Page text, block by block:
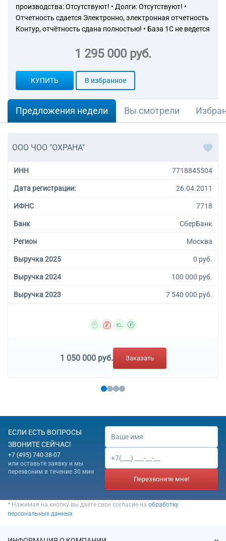
производства: Отсутствуют! • Долги: Отсутствуют! •
Отчетность сдается Электронно, электронная отчетность
Контур, отчётность сдана полностью! • База 1С не ведется
1 295 000 руб.
КУПИТЬ В избранное
Предложения недели Вы смотрели
ООО ЧОО "ОХРАНА"
ИНН 7718845504
Дата регистрации: 26.04.2011
ИФНС 7718
Банк СберБанк
Регион Москва
Выручка 2025 0 руб.
Выручка 2024 100 000 руб.
Выручка 2023 7 540 000 руб.
1 050 000 руб. Заказать
ЕСЛИ ЕСТЬ ВОПРОСЫ
ЗВОНИТЕ СЕЙЧАС!
+7 (495) 740-38-07
или оставьте заявку и мы
перезвоним в течение 30 мин
Перезвоните мне!
* Нажимая на кнопку вы даёте свое согласие на обработку
персональных данных